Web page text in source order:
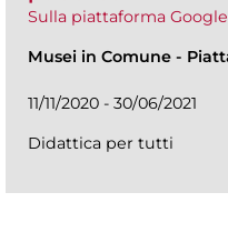
Sulla piattaforma
Musei in Comune -
11/11/2020 - 30/06/2021
Didattica per tutti